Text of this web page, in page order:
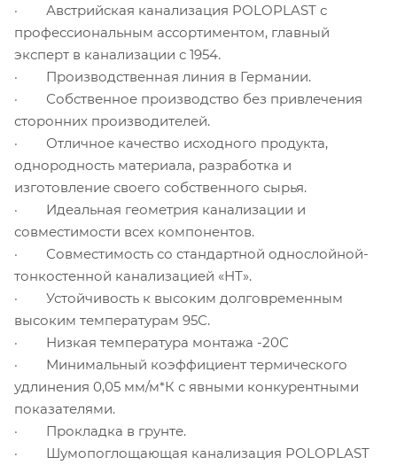
· Австрийская канализация POLOPLAST с
профессиональным ассортиментом, главный
эксперт в канализации с 1954.
· Производственная линия в Германии.
· Собственное производство без привлечения
сторонних производителей.
· Отличное качество исходного продукта,
однородность материала, разработка и
изготовление своего собственного сырья.
· Идеальная геометрия канализации и
совместимости всех компонентов.
· Совместимость со стандартной однослойной-
тонкостенной канализацией «НТ».
· Устойчивость к высоким долговременным
высоким температурам 95С.
· Низкая температура монтажа -20С
· Минимальный коэффициент термического
удлинения 0,05 мм/м*К с явными конкурентными
показателями.
· Прокладка в грунте.
· Шумопоглощающая канализация POLOPLAST